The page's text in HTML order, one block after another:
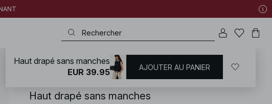
T-shirts | Tops / Hauts sans manches
Haut drapé sans manches
Haut drapé sans manches
EUR 39.95
AJOUTER AU PANIER